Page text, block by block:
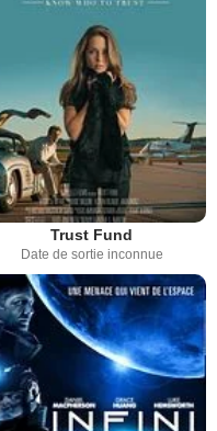
Trust Fund
Date de sortie inconnue